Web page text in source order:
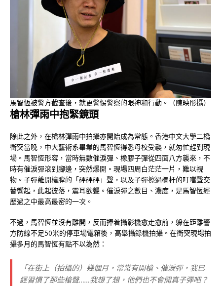
馬智恆被警方截查後，就更警惕警察的眼神和行動。（陳映彤攝）
槍林彈雨中抱緊鏡頭
除此之外，在槍林彈雨中拍攝亦開始成為常態。香港中文大學二橋
衝突當晚，中大藝術系畢業的馬智恆得悉母校受襲，就匆忙趕到現
場。馬智恆形容，當時無數催淚彈、橡膠子彈從四面八方襲來，不
時有催淚彈滾到腳邊，突然爆開。現場四周白茫茫一片，難以視
物。子彈離開槍膛的「砰砰砰」聲，以及子彈擦過欄杆的叮噹聲交
替響起，此起彼落，震耳欲聾。催淚彈之數目、濃度，是馬智恆經
歷過之中最高最密的一次。
不過，馬智恆並沒有離開，反而捧着攝影機愈走愈前，躲在距離警
方防線不足50米的停車場電箱後，高舉攝錄機拍攝。在衝突現場拍
攝多月的馬智恆有點不以為然：
「在街上（拍攝的）幾個月，常常有開槍、催淚彈，我已
經習慣了那些槍聲……我想了想，他們也不會開真子彈吧？